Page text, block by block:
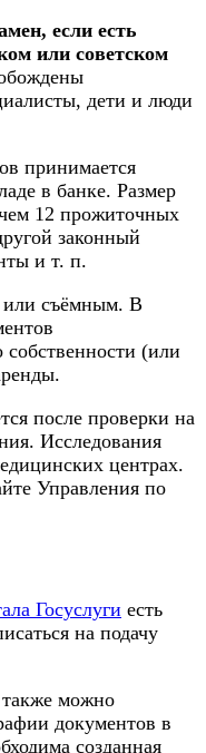
если есть
или советском
дети и люди
принимается
в банке. Размер
12 прожиточных
законный
и т. п.
или съёмным. В
собственности (или
после проверки на
Исследования
центрах.
Управления по
Госуслуги есть
на подачу
также можно
документов в
созданная